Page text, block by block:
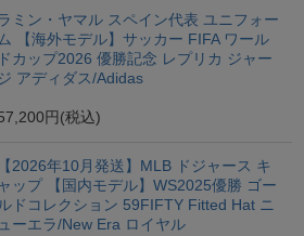
ミン・ヤマル スペイン代表 ユニフォー
ム 【海外モデル】サッカー FIFA ワール
ドカップ2026 優勝記念 レプリカ ジャー
ジ アディダス/Adidas
円 (税込)
【2026年10月発送】MLB ドジャース キ
ャップ 【国内モデル】WS2025優勝 ゴー
ルドコレクション 59FIFTY Fitted Hat ニ
ューエラ/New Era ロイヤル